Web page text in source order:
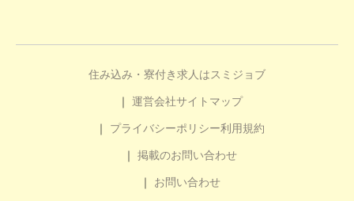
住み込み・寮付き求人はスミジョブ
運営会社サイトマップ
プライバシーポリシー利用規約
掲載のお問い合わせ
お問い合わせ